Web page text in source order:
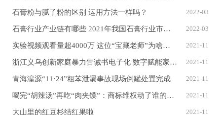
石膏粉与腻子粉的区别 运用方法一样吗？ 2022-03
石膏行业产业链有哪些 2021年我国石膏行业市场现状分析 2022-03
实验视频观看量超4000万 这位“宝藏老师”为啥火了？ 2021-11
浙江义乌创新家庭暴力告诫书电子化 数字赋能家暴警情 2021-11
青海湟源“11·24”粗苯泄漏事故现场倒罐处置完成 2021-11
喝完“胡辣汤”再吃“肉夹馍”：商标维权动了谁的“奶酪”？ 2021-11
大山里的红豆杉结红果啦 2021-11